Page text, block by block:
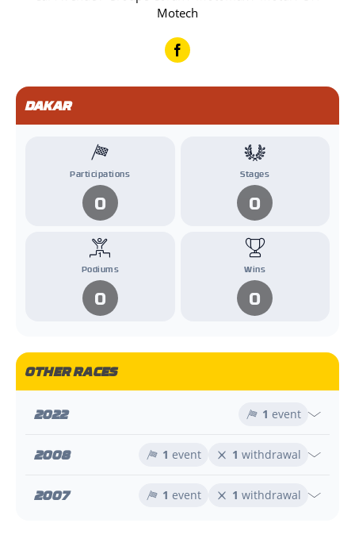
Motech
DAKAR
Participations
0
Stages
0
Podiums
0
Wins
0
OTHER RACES
2022 1 event
2008 1 event 1 withdrawal
2007 1 event 1 withdrawal